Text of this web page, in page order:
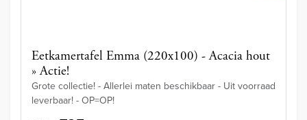
Eetkamertafel Emma (220x100) - Acacia hout
» Actie!
Grote collectie! - Allerlei maten beschikbaar - Uit voorraad
leverbaar! - OP=OP!